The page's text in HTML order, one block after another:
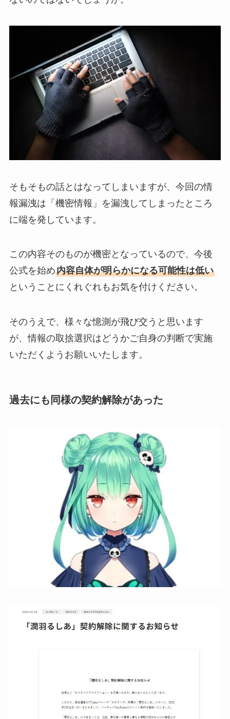
そもそもの話とはなってしまいますが、今回の情
報漏洩は「機密情報」を漏洩してしまったところ
に端を発しています。
この内容そのものが機密となっているので、今後
公式を始め内容自体が明らかになる可能性は低い
ということにくれぐれもお気を付けください。
そのうえで、様々な憶測が飛び交うと思います
が、情報の取捨選択はどうかご自身の判断で実施
いただくようお願いいたします。
過去にも同様の契約解除があった